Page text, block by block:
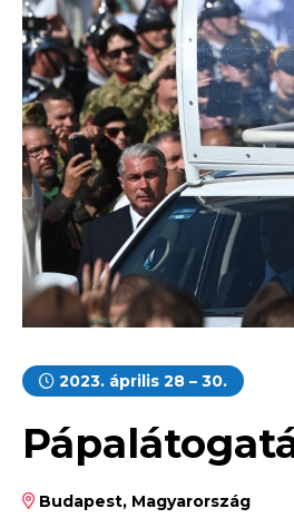
2023. április 28 – 30.
Budapest, Magyarország